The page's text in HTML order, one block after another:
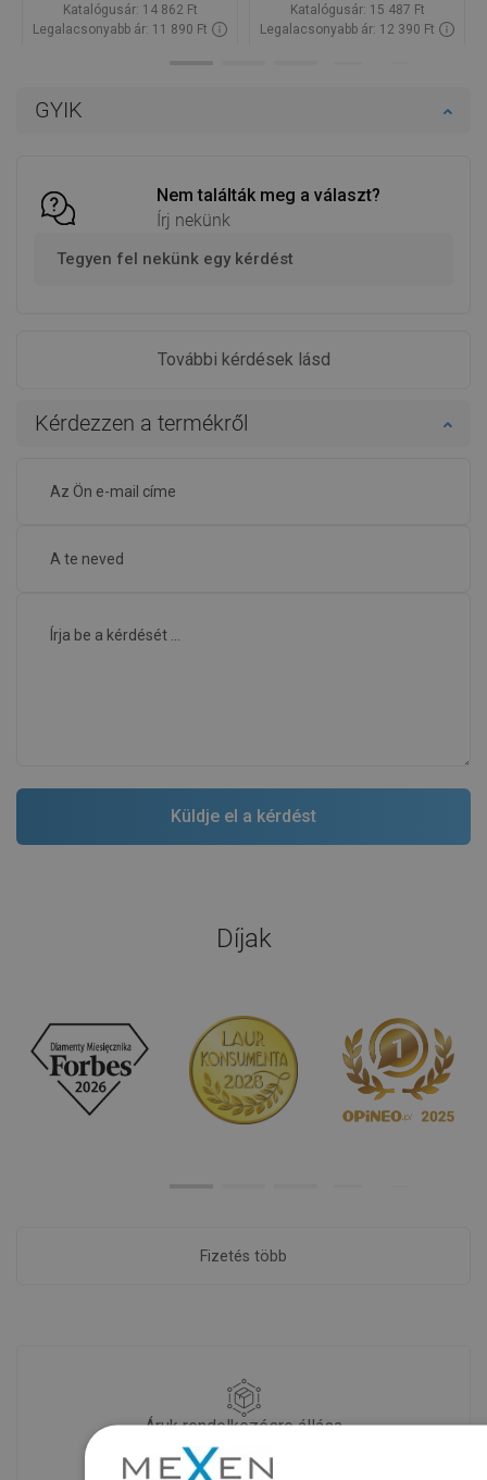
GYIK
Nem találták meg a választ?
Írj nekünk
Tegyen fel nekünk egy kérdést
További kérdések lásd
Kérdezzen a termékről
Katalógusár: 14 862 Ft
Legalacsonyabb ár: 11 890 Ft
Katalógusár: 15 487 Ft
Legalacsonyabb ár: 12 390 Ft
Díjak
Fizetés több
Áruk rendelkezésre állása
Termékeink egy modern raktárban
várnak rád.Mindig készen áll a